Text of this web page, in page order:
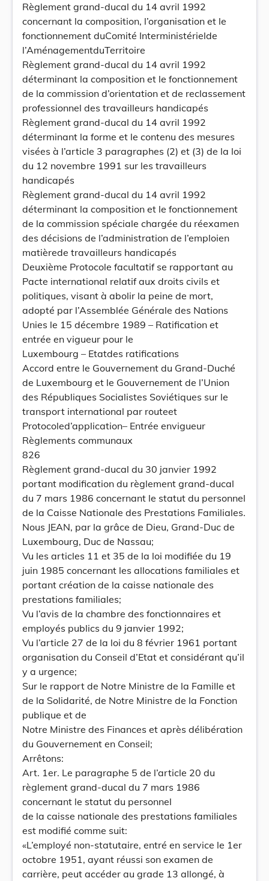
Règlement grand-ducal du 14 avril 1992
concernant la composition, l’organisation et le
fonctionnement duComité Interministérielde
l’AménagementduTerritoire
Règlement grand-ducal du 14 avril 1992
déterminant la composition et le fonctionnement
de la commission d’orientation et de reclassement
professionnel des travailleurs handicapés
Règlement grand-ducal du 14 avril 1992
déterminant la forme et le contenu des mesures
visées à l’article 3 paragraphes (2) et (3) de la loi
du 12 novembre 1991 sur les travailleurs
handicapés
Règlement grand-ducal du 14 avril 1992
déterminant la composition et le fonctionnement
de la commission spéciale chargée du réexamen
des décisions de l’administration de l’emploien
matièrede travailleurs handicapés
Deuxième Protocole facultatif se rapportant au
Pacte international relatif aux droits civils et
politiques, visant à abolir la peine de mort,
adopté par l’Assemblée Générale des Nations
Unies le 15 décembre 1989 – Ratification et
entrée en vigueur pour le
Luxembourg – Etatdes ratifications
Accord entre le Gouvernement du Grand-Duché
de Luxembourg et le Gouvernement de l’Union
des Républiques Socialistes Soviétiques sur le
transport international par routeet
Protocoled’application– Entrée envigueur
Règlements communaux
826
Règlement grand-ducal du 30 janvier 1992
portant modification du règlement grand-ducal
du 7 mars 1986 concernant le statut du personnel
de la Caisse Nationale des Prestations Familiales.
Nous JEAN, par la grâce de Dieu, Grand-Duc de
Luxembourg, Duc de Nassau;
Vu les articles 11 et 35 de la loi modifiée du 19
juin 1985 concernant les allocations familiales et
portant création de la caisse nationale des
prestations familiales;
Vu l’avis de la chambre des fonctionnaires et
employés publics du 9 janvier 1992;
Vu l’article 27 de la loi du 8 février 1961 portant
organisation du Conseil d’Etat et considérant qu’il
y a urgence;
Sur le rapport de Notre Ministre de la Famille et
de la Solidarité, de Notre Ministre de la Fonction
publique et de
Notre Ministre des Finances et après délibération
du Gouvernement en Conseil;
Arrêtons:
Art. 1er. Le paragraphe 5 de l’article 20 du
règlement grand-ducal du 7 mars 1986
concernant le statut du personnel
de la caisse nationale des prestations familiales
est modifié comme suit:
«L’employé non-statutaire, entré en service le 1er
octobre 1951, ayant réussi son examen de
carrière, peut accéder au grade 13 allongé, à